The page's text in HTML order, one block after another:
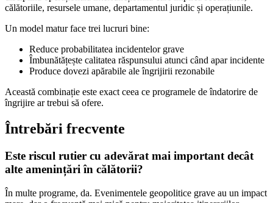
călătoriile, resursele umane, departamentul juridic și operațiunile.
Un model matur face trei lucruri bine:
Reduce probabilitatea incidentelor grave
Îmbunătățește calitatea răspunsului atunci când apar incidente
Produce dovezi apărabile ale îngrijirii rezonabile
Această combinație este exact ceea ce programele de îndatorire de
îngrijire ar trebui să ofere.
Întrebări frecvente
Este riscul rutier cu adevărat mai important decât
alte amenințări în călătorii?
În multe programe, da. Evenimentele geopolitice grave au un impact